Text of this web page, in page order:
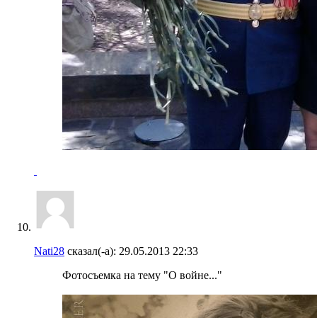
Nati28 сказал(-а): 29.05.2013 22:33
Фотосъемка на тему "О войне..."